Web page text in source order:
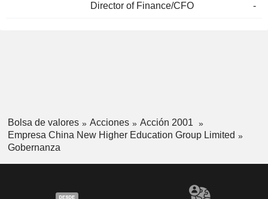
Director of Finance/CFO -
Bolsa de valores Acciones
Acción 2001
Empresa China New Higher Education Group Limited
Gobernanza